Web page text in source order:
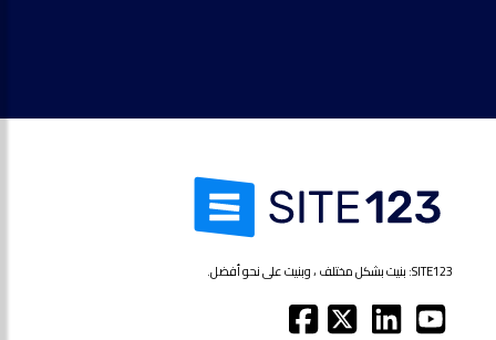
SITE123: بنيت بشكل مختلف ، وبنيت على نحو أفضل.